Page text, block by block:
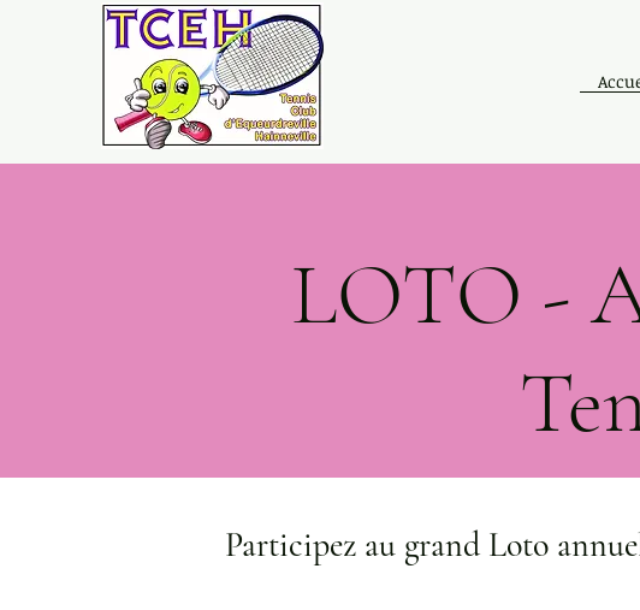
LOTO -
Participez au grand Loto